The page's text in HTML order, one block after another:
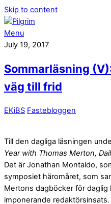
Skip to content
Menu
July 19, 2017
Sommarläsning
väg till frid
EKiBS Fastebloggen
Till den dagliga läsningen
Year with Thomas Merton,
Det är Jonathan Montaldo,
symposiet häromåret, som
Mertons dagböcker för daglig
imponerande redaktörsinsats.